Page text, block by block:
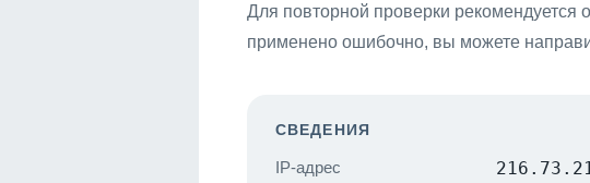
Для повторной проверки рекомендуется
применено ошибочно, вы можете
СВЕДЕНИЯ
IP-адрес